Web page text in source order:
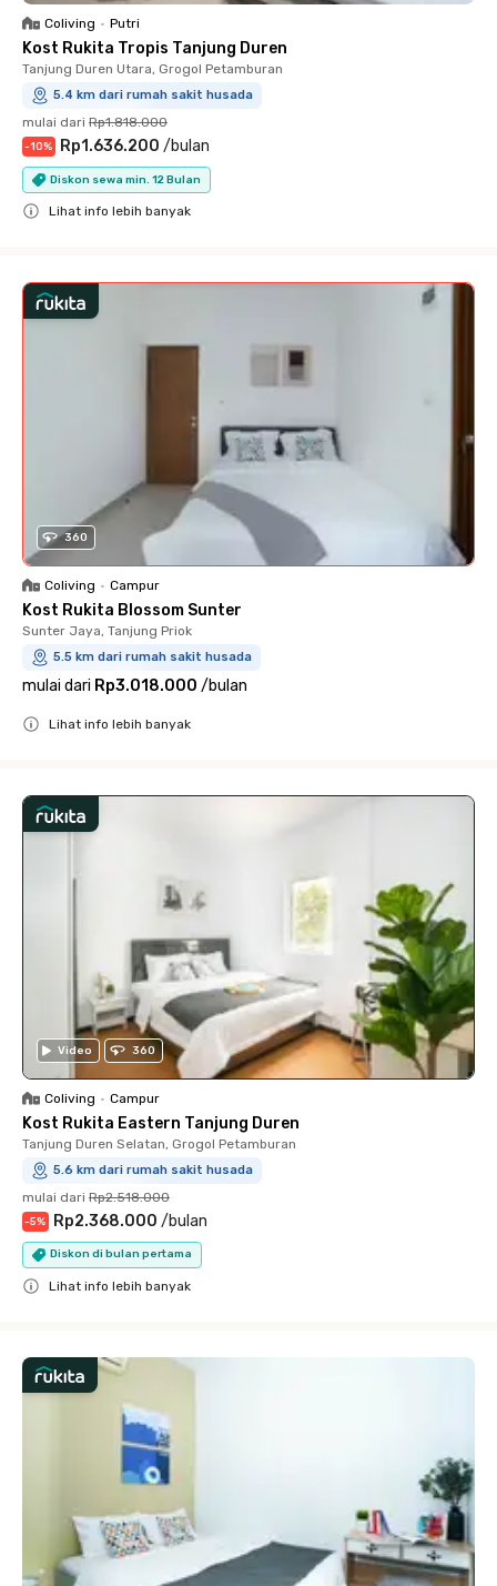
Coliving • Putri
Kost Rukita Tropis Tanjung Duren
Tanjung Duren Utara, Grogol Petamburan
5.4 km dari rumah sakit husada
mulai dari Rp1.818.000
-10% Rp1.636.200 /bulan
Diskon sewa min. 12 Bulan
Lihat info lebih banyak
360
Coliving • Campur
Kost Rukita Blossom Sunter
Sunter Jaya, Tanjung Priok
5.5 km dari rumah sakit husada
mulai dari Rp3.018.000 /bulan
Lihat info lebih banyak
Video 360
Coliving • Campur
Kost Rukita Eastern Tanjung Duren
Tanjung Duren Selatan, Grogol Petamburan
5.6 km dari rumah sakit husada
mulai dari Rp2.518.000
-5% Rp2.368.000 /bulan
Diskon di bulan pertama
Lihat info lebih banyak